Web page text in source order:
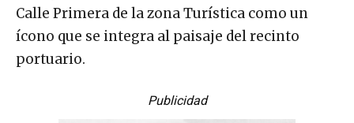
Calle Primera de la zona Turística como un
ícono que se integra al paisaje del recinto
portuario.
Publicidad